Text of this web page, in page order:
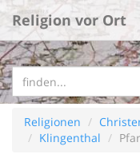
Religion vor Ort
Religionen
Klingenthal